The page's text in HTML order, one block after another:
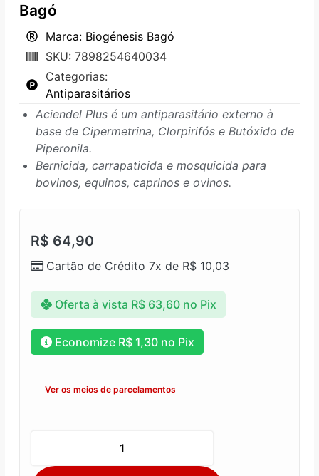
Bagó
Marca: Biogénesis Bagó
SKU: 7898254640034
Categorias:
Antiparasitários
Aciendel Plus é um antiparasitário externo à
base de Cipermetrina, Clorpirifós e Butóxido de
Piperonila.
Bernicida, carrapaticida e mosquicida para
bovinos, equinos, caprinos e ovinos.
R$ 64,90
Cartão de Crédito 7x de R$ 10,03
Oferta à vista R$63,60 no Pix
Economize R$1,30no Pix
Ver os meios de parcelamentos